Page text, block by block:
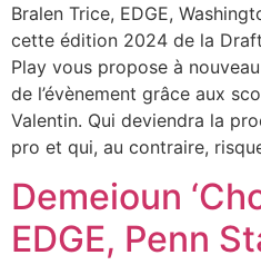
Bralen Trice, EDGE,
cette édition 2024 de la
Play vous propose à
de l’évènement grâce aux
Valentin. Qui deviendra la
pro et qui, au contraire,
Demeioun
EDGE, Penn